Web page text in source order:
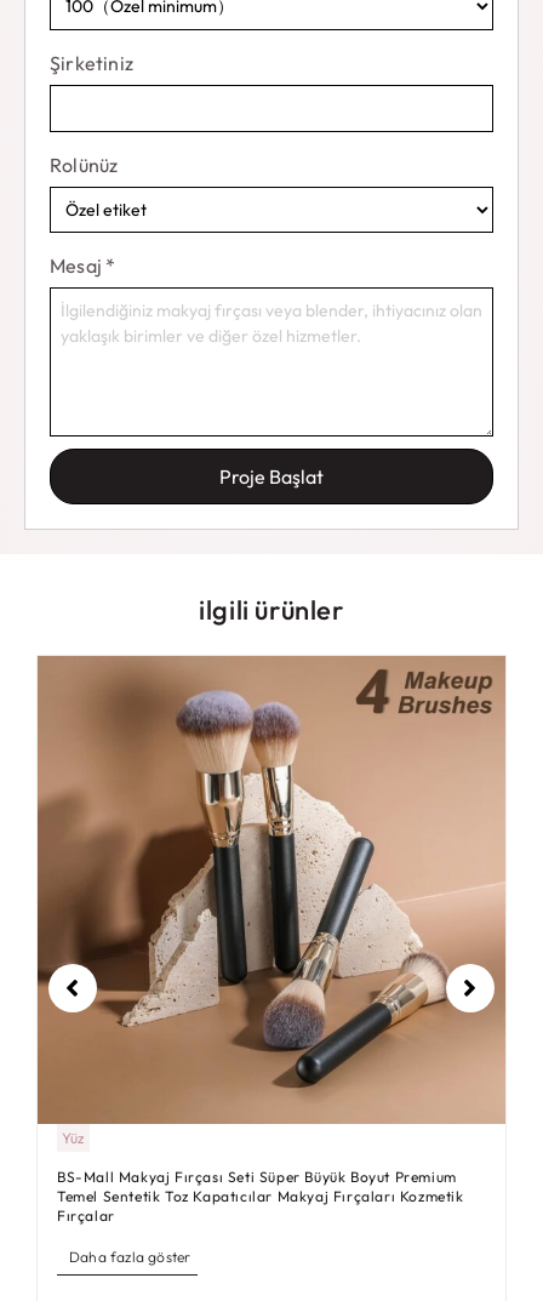
Şirketiniz
Rolünüz
Mesaj *
Proje Başlat
ilgili ürünler
Yüz
BS-Mall Makyaj Fırçası Seti Süper Büyük Boyut Premium
Temel Sentetik Toz Kapatıcılar Makyaj Fırçaları Kozmetik
Fırçalar
Daha fazla göster